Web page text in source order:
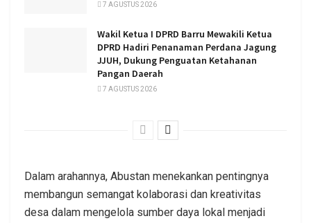
7 AGUSTUS 2026
Wakil Ketua I DPRD Barru Mewakili Ketua
DPRD Hadiri Penanaman Perdana Jagung
JJUH, Dukung Penguatan Ketahanan
Pangan Daerah
7 AGUSTUS 2026
Dalam arahannya, Abustan menekankan pentingnya
membangun semangat kolaborasi dan kreativitas
desa dalam mengelola sumber daya lokal menjadi